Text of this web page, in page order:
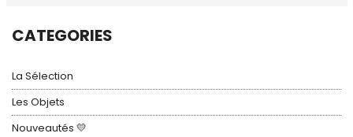
CATEGORIES
La Sélection
Les Objets
Nouveautés 💛